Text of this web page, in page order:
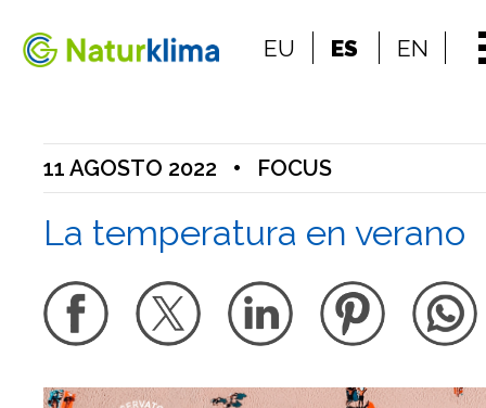
Ir a los contenidos
EU ES EN
11 AGOSTO 2022 • FOCUS
La temperatura en verano